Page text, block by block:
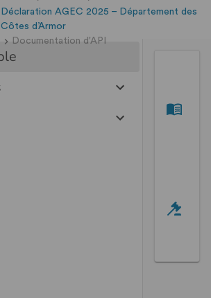
Déclaration AGEC 2025 – Département des
Côtes d’Armor
Documentation d'API